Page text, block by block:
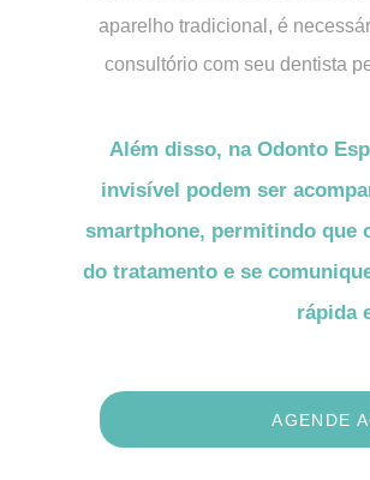
aparelho tradicional, é
consultório com seu dentista
Além disso, na Odonto
invisível podem ser
smartphone, permitindo que
do tratamento e se
rápida
AGENDE